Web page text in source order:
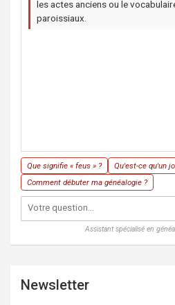
les actes anciens ou le
paroissiaux.
Que signifie « feus » ?
Qu'est-ce qu'un
Comment débuter ma généalogie ?
Assistant spécialisé en
Newsletter